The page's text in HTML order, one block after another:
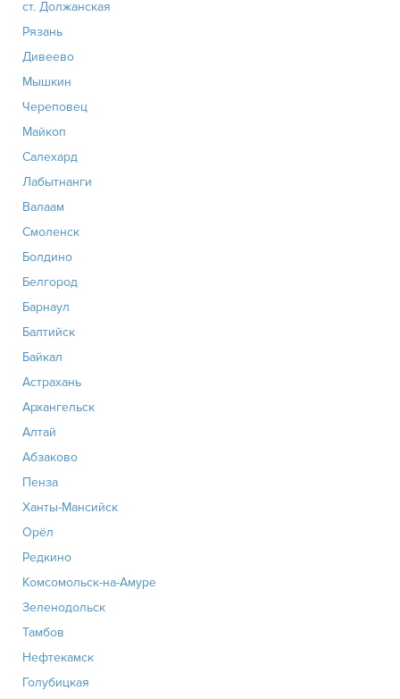
ст. Должанская
Рязань
Дивеево
Мышкин
Череповец
Майкоп
Салехард
Лабытнанги
Валаам
Смоленск
Болдино
Белгород
Барнаул
Балтийск
Байкал
Астрахань
Архангельск
Алтай
Абзаково
Пенза
Ханты-Мансийск
Орёл
Редкино
Комсомольск-на-Амуре
Зеленодольск
Тамбов
Нефтекамск
Голубицкая